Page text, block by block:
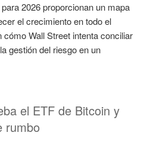
2026 proporcionan un mapa
el crecimiento en todo el
Wall Street intenta conciliar
gestión del riesgo en un
el ETF de Bitcoin y
rumbo